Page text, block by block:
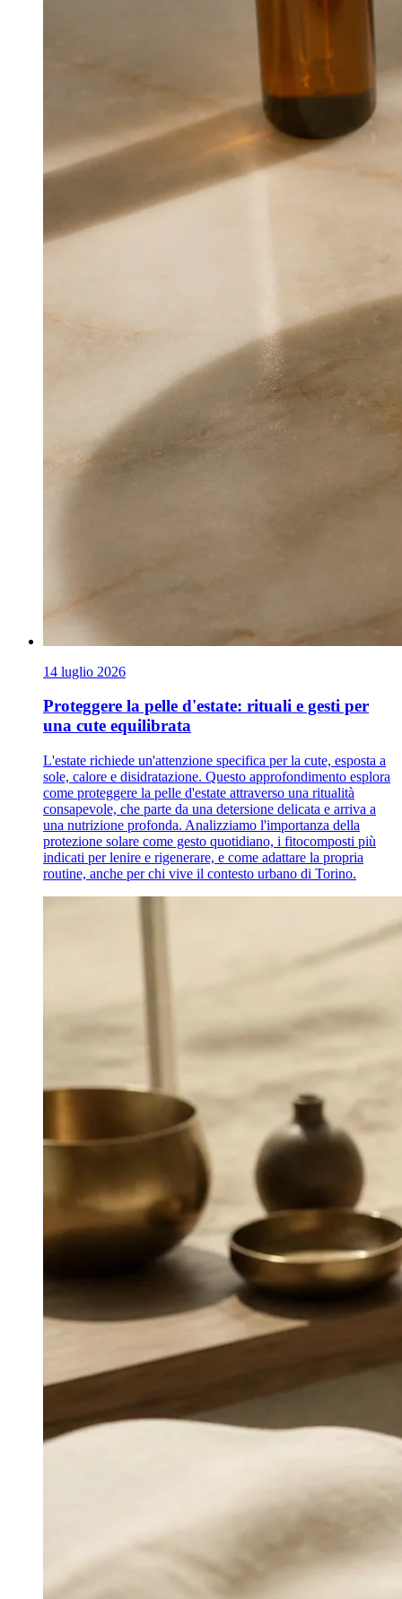
14 luglio 2026
Proteggere la pelle d'estate: rituali e gesti per
una cute equilibrata
L'estate richiede un'attenzione specifica per la cute, esposta a
sole, calore e disidratazione. Questo approfondimento esplora
come proteggere la pelle d'estate attraverso una ritualità
consapevole, che parte da una detersione delicata e arriva a
una nutrizione profonda. Analizziamo l'importanza della
protezione solare come gesto quotidiano, i fitocomposti più
indicati per lenire e rigenerare, e come adattare la propria
routine, anche per chi vive il contesto urbano di Torino.